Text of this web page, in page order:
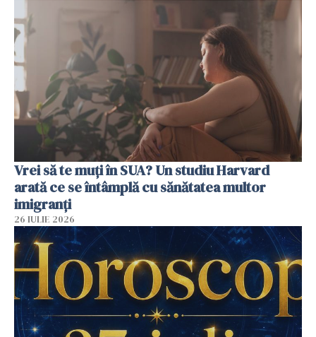
Vrei să te muți în SUA? Un studiu Harvard
arată ce se întâmplă cu sănătatea multor
imigranți
26 IULIE 2026